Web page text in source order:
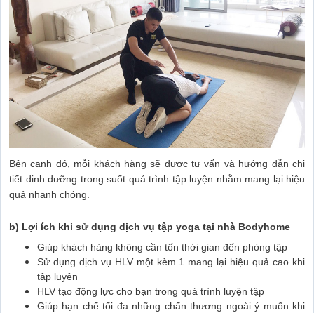
Bên cạnh đó, mỗi khách hàng sẽ được tư vấn và hướng dẫn chi
tiết dinh dưỡng trong suốt quá trình tập luyện nhằm mang lại hiệu
quả nhanh chóng.
b) Lợi ích khi sử dụng dịch vụ tập yoga tại nhà Bodyhome
Giúp khách hàng không cần tốn thời gian đến phòng tập
Sử dụng dịch vụ HLV một kèm 1 mang lại hiệu quả cao khi
tập luyện
HLV tạo động lực cho bạn trong quá trình luyện tập
Giúp hạn chế tối đa những chấn thương ngoài ý muốn khi